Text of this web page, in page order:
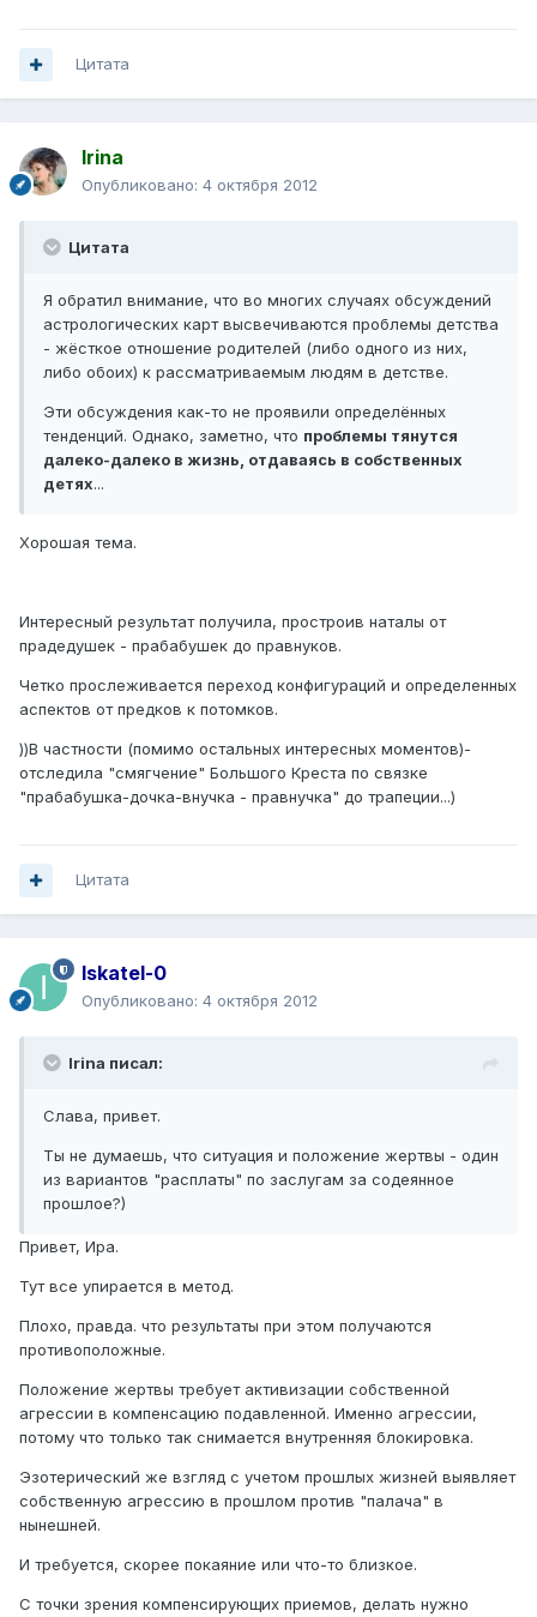
Цитата
Irina
Опубликовано: 4 октября 2012
Цитата
Я обратил внимание, что во многих случаях обсуждений
астрологических карт высвечиваются проблемы детства
- жёсткое отношение родителей (либо одного из них,
либо обоих) к рассматриваемым людям в детстве.
Эти обсуждения как-то не проявили определённых
тенденций. Однако, заметно, что проблемы тянутся
далеко-далеко в жизнь, отдаваясь в собственных
детях...
Хорошая тема.
Интересный результат получила, простроив наталы от
прадедушек - прабабушек до правнуков.
Четко прослеживается переход конфигураций и определенных
аспектов от предков к потомков.
))В частности (помимо остальных интересных моментов)-
отследила "смягчение" Большого Креста по связке
"прабабушка-дочка-внучка - правнучка" до трапеции...)
Цитата
Iskatel-0
Опубликовано: 4 октября 2012
Irina писал:
Слава, привет.
Ты не думаешь, что ситуация и положение жертвы - один
из вариантов "расплаты" по заслугам за содеянное
прошлое?)
Привет, Ира.
Тут все упирается в метод.
Плохо, правда. что результаты при этом получаются
противоположные.
Положение жертвы требует активизации собственной
агрессии в компенсацию подавленной. Именно агрессии,
потому что только так снимается внутренняя блокировка.
Эзотерический же взгляд с учетом прошлых жизней выявляет
собственную агрессию в прошлом против "палача" в
нынешней.
И требуется, скорее покаяние или что-то близкое.
С точки зрения компенсирующих приемов, делать нужно